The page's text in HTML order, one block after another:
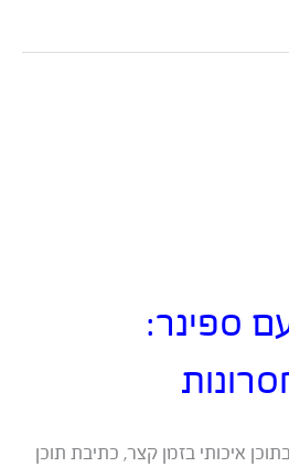
ספינר:
איכותי בזמן קצר, כתיבת תוכן